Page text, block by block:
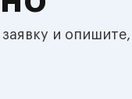
и